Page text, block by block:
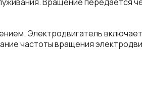
Электродвигатель
частоты вращения